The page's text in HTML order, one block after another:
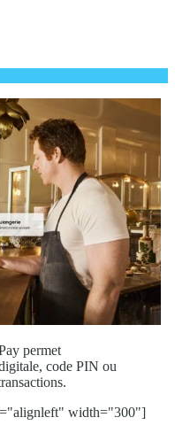
permet
code PIN ou
width="300"]